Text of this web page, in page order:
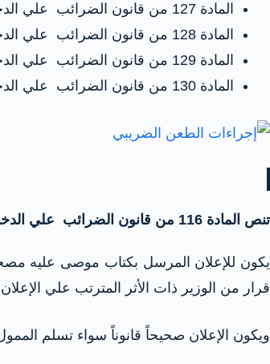
المادة 127 من قانون الضرائب علي الدخل
المادة 128 من قانون الضرائب علي الدخل
المادة 129 من قانون الضرائب علي الدخل
المادة 130 من قانون الضرائب علي الدخل.
تنص المادة 116 من قانون الضرائب علي الدخل:
قرار من الوزير ذات الأثر المترتب علي
ويكون الإعلان صحيحاً قانوناً سواء تسلم